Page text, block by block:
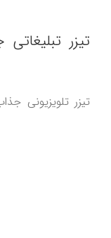
تیزر
تیزر تلویزیونی